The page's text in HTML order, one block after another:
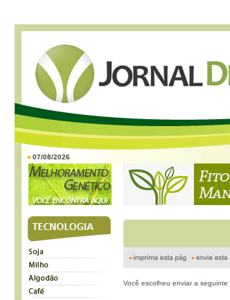
07/08/2026
Você escolheu enviar a seguinte